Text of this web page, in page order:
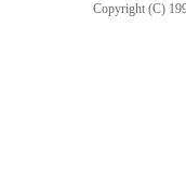
Copyright (C)